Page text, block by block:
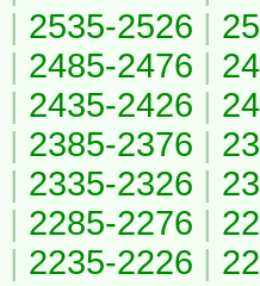
| 2535-2526 |
| 2485-2476 |
| 2435-2426 |
| 2385-2376 |
| 2335-2326 |
| 2285-2276 |
| 2235-2226 |